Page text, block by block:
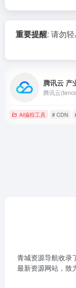
重要提醒: 请勿
腾讯云 产
AI编程工具 # CDN
青城资源导航收录
最新资源网站，致